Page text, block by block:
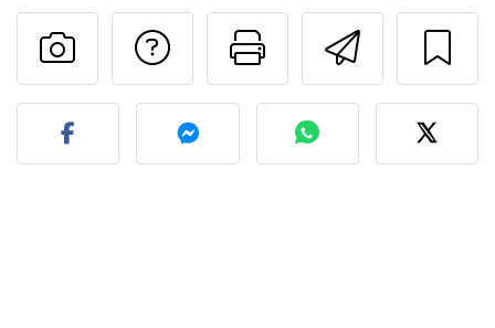
Imprimir
Preguntar al autor
Publicar la foto de esta